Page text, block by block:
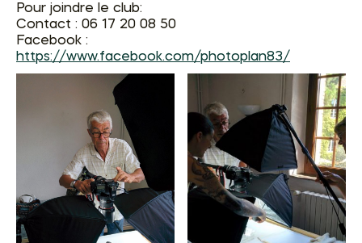
Pour joindre le club:
Contact : 06 17 20 08 50
Facebook :
https://www.facebook.com/photoplan83/